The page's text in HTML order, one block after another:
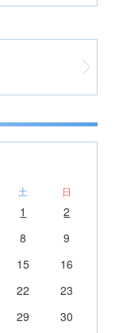
土 日
1
2
8
9
15
16
22
23
29
30